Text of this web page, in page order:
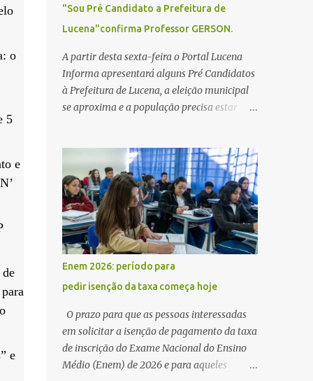
o
5
e
e
"Sou Pré Candidato a Prefeitura de
Lucena"confirma Professor GERSON.
A partir desta sexta-feira o Portal Lucena
Informa apresentará alguns Pré Candidatos
à Prefeitura de Lucena, a eleição municipal
se aproxima e a população precisa estar
articulações e possíveis junções para manter
ou conquistar eleitorado. Confirmados até
agora como Pré candidatos Alex Monteiro,
Léo Bandeira Valcinete Araújo e Professor
Gerson Andrade há possibilidade de mais
nomes aparecer , ficaremos no aguardo para
trazer mais informações. A primeira
entrevista foi com o inimaginável Gerson
Andrade ,Professor da Rede Municipal
(efetivo), supervisor, Formado em Pedagogia
e Biomedicina pela UFPB. Leciona no Otto
Illi, Gilberto Inácio, Ellinora Dornellas
,Escola Américo Falcão. Gerson nos contou
Enem 2026: período para
pedir isenção da taxa começa hoje
O prazo para que as pessoas interessadas
em solicitar a isenção de pagamento da taxa
de inscrição do Exame Nacional do Ensino
Médio (Enem) de 2026 e para aqueles